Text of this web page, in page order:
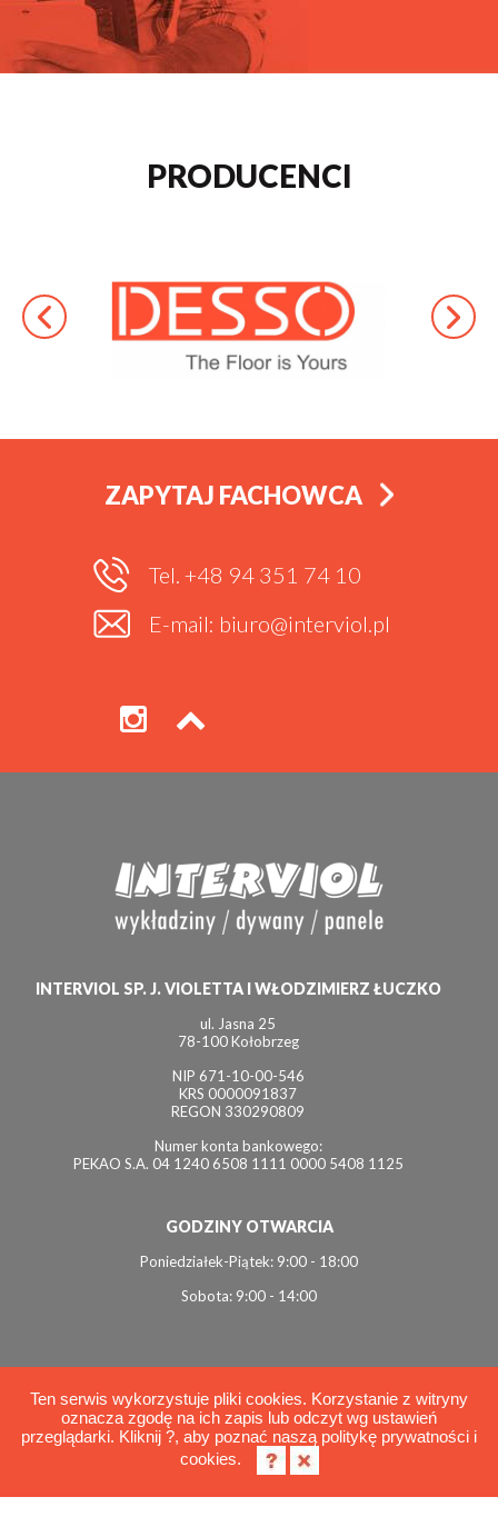
PRODUCENCI
ZAPYTAJ FACHOWCA
Tel. +48 94 351 74 10
E-mail: biuro@interviol.pl
INTERVIOL SP. J. VIOLETTA I WŁODZIMIERZ ŁUCZKO
ul. Jasna 25
78-100 Kołobrzeg
NIP 671-10-00-546
KRS 0000091837
REGON 330290809
Numer konta bankowego:
PEKAO S.A. 04 1240 6508 1111 0000 5408 1125
GODZINY OTWARCIA
Poniedziałek-Piątek: 9:00 - 18:00
Sobota: 9:00 - 14:00
© 2026 Interviol
Polityka cookies
Ten serwis wykorzystuje pliki cookies. Korzystanie z witryny
oznacza zgodę na ich zapis lub odczyt wg ustawień
przeglądarki. Kliknij ?, aby poznać naszą politykę prywatności i
cookies.